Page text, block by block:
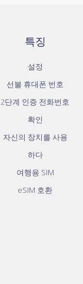
특징
설정
선불 휴대폰 번호
2단계 인증 전화번호
확인
자신의 장치를 사용
하다
여행용 SIM
eSIM 호환